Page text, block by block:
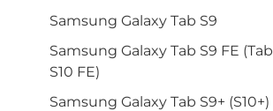
Samsung Galaxy Tab S9
Samsung Galaxy Tab S9 FE (Tab
S10 FE)
Samsung Galaxy Tab S9+ (S10+)